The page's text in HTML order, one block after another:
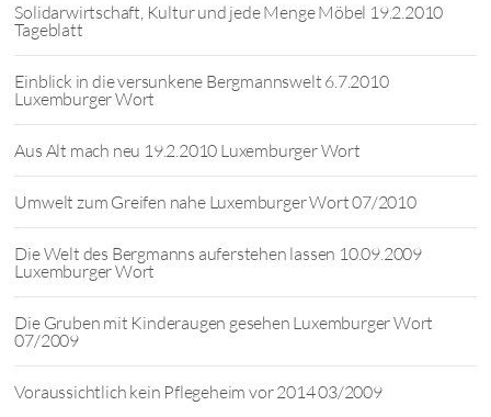
Solidarwirtschaft, Kultur und jede Menge Möbel 19.2.2010
Tageblatt
Einblick in die versunkene Bergmannswelt 6.7.2010
Luxemburger Wort
Aus Alt mach neu 19.2.2010 Luxemburger Wort
Umwelt zum Greifen nahe Luxemburger Wort 07/2010
Die Welt des Bergmanns auferstehen lassen 10.09.2009
Luxemburger Wort
Die Gruben mit Kinderaugen gesehen Luxemburger Wort
07/2009
Voraussichtlich kein Pflegeheim vor 2014 03/2009